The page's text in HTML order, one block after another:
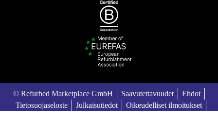
© Refurbed Marketplace GmbH Saavutettavuudet
Ehdot
Tietosuojaseloste
Julkaisutiedot
Oikeudelliset ilmoitukset